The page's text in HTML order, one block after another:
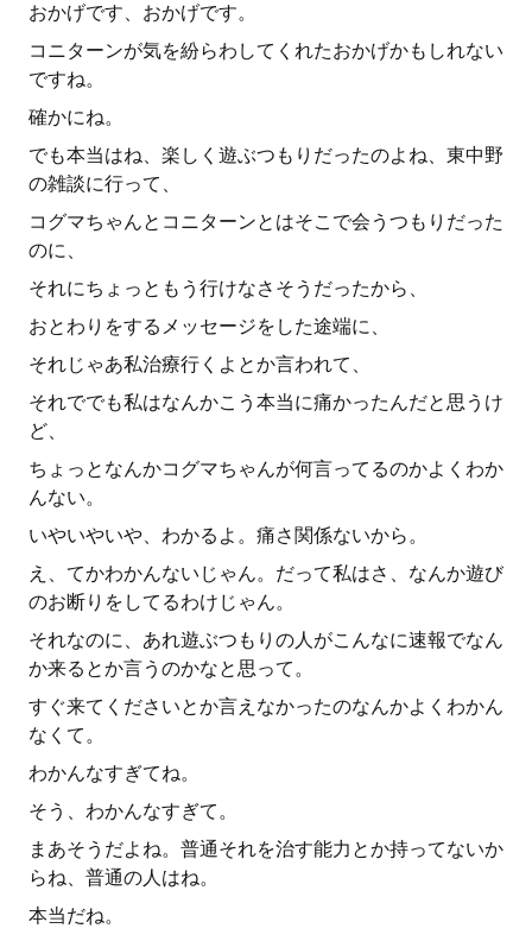
おかげです、おかげです。
コニターンが気を紛らわしてくれたおかげかもしれない
ですね。
確かにね。
でも本当はね、楽しく遊ぶつもりだったのよね、東中野
の雑談に行って、
コグマちゃんとコニターンとはそこで会うつもりだった
のに、
それにちょっともう行けなさそうだったから、
おとわりをするメッセージをした途端に、
それじゃあ私治療行くよとか言われて、
それででも私はなんかこう本当に痛かったんだと思うけ
ど、
ちょっとなんかコグマちゃんが何言ってるのかよくわか
んない。
いやいやいや、わかるよ。痛さ関係ないから。
え、てかわかんないじゃん。だって私はさ、なんか遊び
のお断りをしてるわけじゃん。
それなのに、あれ遊ぶつもりの人がこんなに速報でなん
か来るとか言うのかなと思って。
すぐ来てくださいとか言えなかったのなんかよくわかん
なくて。
わかんなすぎてね。
そう、わかんなすぎて。
まあそうだよね。普通それを治す能力とか持ってないか
らね、普通の人はね。
本当だね。